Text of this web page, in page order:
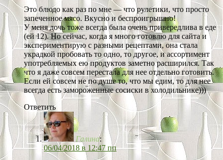
Это блюдо как раз по мне — что рулетики, что просто
запеченное мясо. Вкусно и беспроигрышно!
У меня дочь тоже всегда была очень привередлива в еде
(ей 12). Но сейчас, когда я много готовлю для сайта и
экспериментирую с разными рецептами, она стала
украдкой пробовать то одно, то другое, и ассортимент
употребляемых ею продуктов заметно расширился. Так
что я даже совсем перестала для нее отдельно готовить.
Если ей совсем не по душе то, что мы едим, то для нее
всегда есть замороженные сосиски в холодильнике)))
Ответить
Галина:
06/04/2018 в 12:47 пп